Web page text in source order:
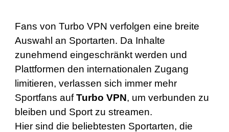
Fans von Turbo VPN verfolgen eine breite
Auswahl an Sportarten. Da Inhalte
zunehmend eingeschränkt werden und
Plattformen den internationalen Zugang
limitieren, verlassen sich immer mehr
Sportfans aufTurbo VPN, um verbunden zu
bleiben und Sport zu streamen.
Hier sind die beliebtesten Sportarten, die